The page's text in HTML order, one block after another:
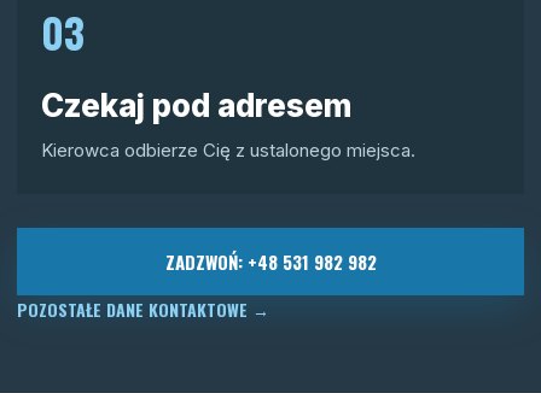
03
Czekaj pod adresem
Kierowca odbierze Cię z ustalonego miejsca.
ZADZWOŃ: +48 531 982 982
POZOSTAŁE DANE KONTAKTOWE →